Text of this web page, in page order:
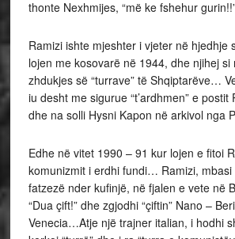
thonte Nexhmijes, “më ke fshehur
Ramizi ishte mjeshter i vjeter në hjedhje
lojen me kosovarë në 1944, dhe njihej si
zhdukjes së “turrave” të Shqiptarëve…
iu desht me sigurue “t’ardhmen” e postit
dhe na solli Hysni Kapon në arkivol nga
Edhe në vitet 1990 – 91 kur lojen e fitoi
komunizmit i erdhi fundi… Ramizi, mbasi
fatzezë nder kufinjë, në fjalen e vete në
“Dua çift!” dhe zgjodhi “çiftin” Nano –
Venecia…Atje një trajner italian, i hodhi